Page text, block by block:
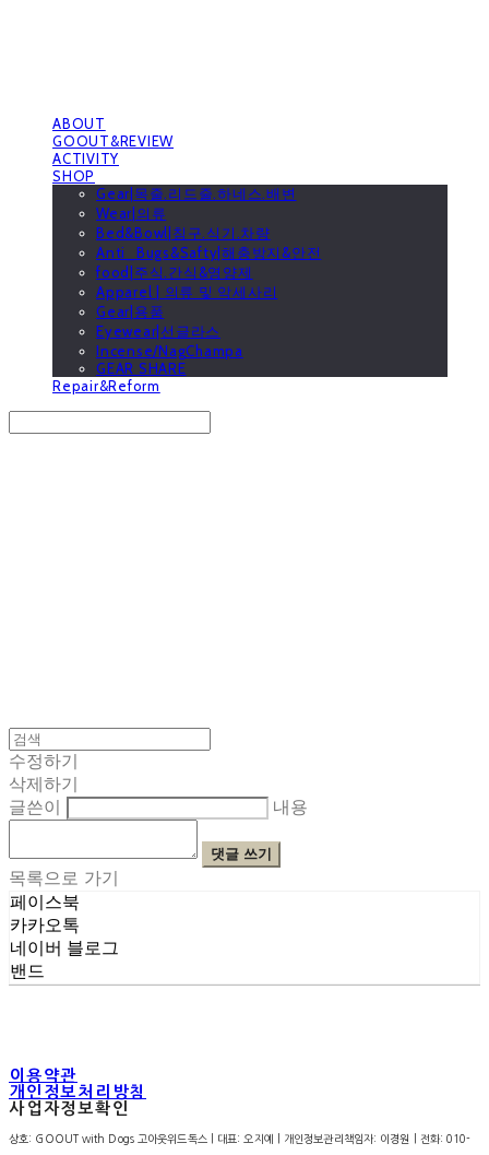
ABOUT
GOOUT&REVIEW
ACTIVITY
SHOP
Gear|목줄.리드줄.하네스.배변
Wear|의류
Bed&Bowl|침구.식기.차량
Anti_Bugs&Safty|해충방지&안전
food|주식.간식&영양제
Apparel | 의류 및 악세사리
Gear|용품
Eyewear|선글라스
Incense/NagChampa
GEAR SHARE
Repair&Reform
수정하기
삭제하기
글쓴이
내용
댓글 쓰기
목록으로 가기
페이스북
카카오톡
네이버 블로그
밴드
이용약관
개인정보처리방침
사업자정보확인
상호: GOOUT with Dogs 고아웃위드독스 | 대표: 오지예 | 개인정보관리책임자: 이경원 | 전화: 010-